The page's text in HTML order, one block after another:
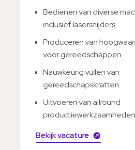
Bedienen van diverse
inclusief lasersnijders.
Produceren van
voor gereedschappen.
Nauwkeurig vullen van
gereedschapskratten.
Uitvoeren van allround
Bekijk vacature